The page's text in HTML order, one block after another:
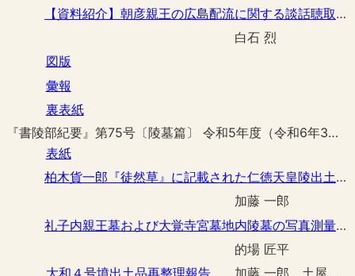
【資料紹介】朝彦親王の広島配流に関する談話聴取 －幻の『史談会速記録』－
白石 烈
図版
彙報
裏表紙
『書陵部紀要』第75号〔陵墓篇〕 令和5年度（令和6年3月刊行）
表紙
柏木貨一郎『徒然草』に記載された仁徳天皇陵出土のガラス製品
加藤 一郎
礼子内親王墓および大覚寺宮墓地内陵墓の写真測量報告
的場 匠平